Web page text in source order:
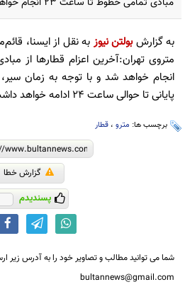
به گزارشبولتن نیوز به نقل از ایسنا،
انجام خواهد شد و با توجه به زمان
پایانی تا حوالی ساعت ۲۴ ادامه خواهد داشت.
برچسب ها: مترو ، قطار
گزارش خطا
پسندیدم
شما می توانید مطالب و تصاویر خود را به آدرس زیر
bultannews@gmail.com